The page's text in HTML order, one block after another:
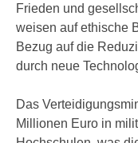
Frieden und
weisen auf ethische
Bezug auf die
durch neue
Das
Millionen Euro in